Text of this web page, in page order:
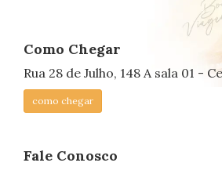
Como Chegar
Rua 28 de Julho, 148 A sala 01 -
como chegar
Fale Conosco